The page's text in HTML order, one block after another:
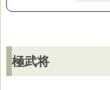
極
武
極武将